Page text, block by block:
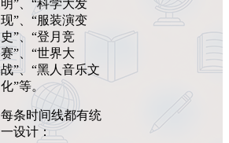
明”、“科学大发
现”、“服装演变
史”、“登月竞
赛”、“世界大
战”、“黑人音乐文
化”等。
每条时间线都有统
一设计：